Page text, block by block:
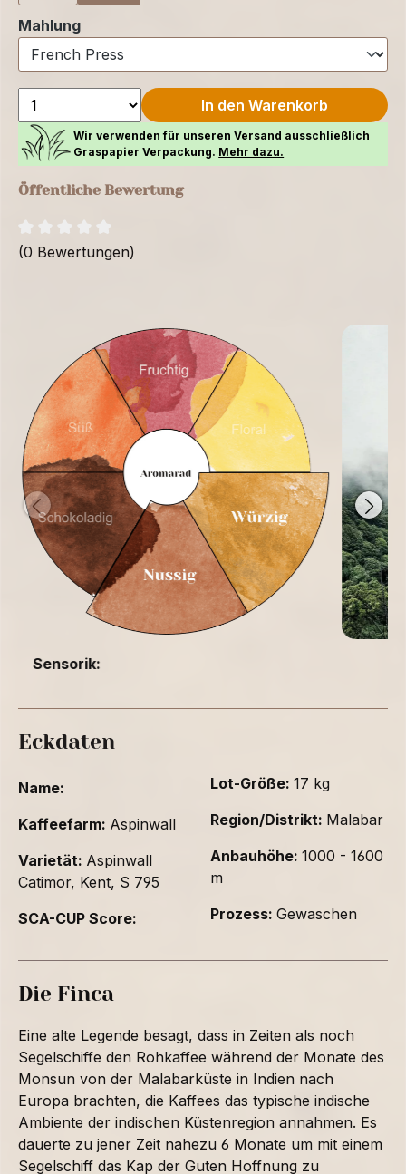
Mahlungauswählen
In den Warenkorb
Wir verwenden für unseren Versand ausschließlich
Graspapier Verpackung. Mehr dazu.
Öffentliche Bewertung
(0 Bewertungen)
Sensorik:
Eckdaten
Name:
Kaffeefarm: Aspinwall
Varietät: Aspinwall
Catimor, Kent, S 795
SCA-CUP Score:
Lot-Größe: 17 kg
Region/Distrikt: Malabar
Anbauhöhe: 1000 - 1600
m
Prozess: Gewaschen
Die Finca
Eine alte Legende besagt, dass in Zeiten als noch
Segelschiffe den Rohkaffee während der Monate des
Monsun von der Malabarküste in Indien nach
Europa brachten, die Kaffees das typische indische
Ambiente der indischen Küstenregion annahmen. Es
dauerte zu jener Zeit nahezu 6 Monate um mit einem
Segelschiff das Kap der Guten Hoffnung zu